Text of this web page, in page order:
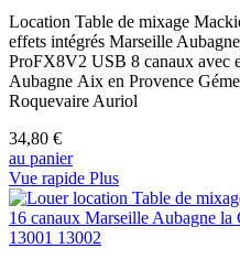
Location Table de mixage
effets intégrés Marseille
ProFX8V2 USB 8 canaux avec
Aubagne Aix en Provence
Roquevaire Auriol
34,80 €
au panier
Vue rapide Plus